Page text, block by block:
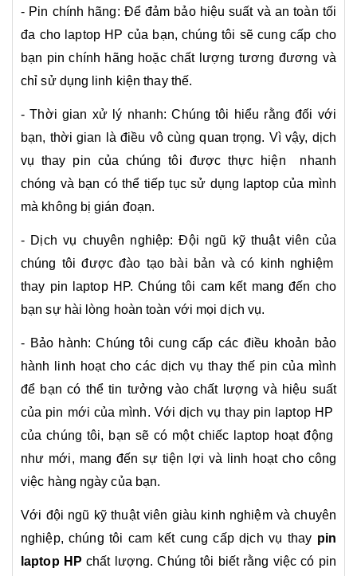
- Pin chính hãng: Để đảm bảo hiệu suất và an toàn tối
đa cho laptop HP của bạn, chúng tôi sẽ cung cấp cho
bạn pin chính hãng hoặc chất lượng tương đương và
chỉ sử dụng linh kiện thay thế.
- Thời gian xử lý nhanh: Chúng tôi hiểu rằng đối với
bạn, thời gian là điều vô cùng quan trọng. Vì vậy, dịch
vụ thay pin của chúng tôi được thực hiện nhanh
chóng và bạn có thể tiếp tục sử dụng laptop của mình
mà không bị gián đoạn.
- Dịch vụ chuyên nghiệp: Đội ngũ kỹ thuật viên của
chúng tôi được đào tạo bài bản và có kinh nghiệm
thay pin laptop HP. Chúng tôi cam kết mang đến cho
bạn sự hài lòng hoàn toàn với mọi dịch vụ.
- Bảo hành: Chúng tôi cung cấp các điều khoản bảo
hành linh hoạt cho các dịch vụ thay thế pin của mình
để bạn có thể tin tưởng vào chất lượng và hiệu suất
của pin mới của mình. Với dịch vụ thay pin laptop HP
của chúng tôi, bạn sẽ có một chiếc laptop hoạt động
như mới, mang đến sự tiện lợi và linh hoạt cho công
việc hàng ngày của bạn.
Với đội ngũ kỹ thuật viên giàu kinh nghiệm và chuyên
nghiệp, chúng tôi cam kết cung cấp dịch vụ thay pin
laptop HP chất lượng. Chúng tôi biết rằng việc có pin